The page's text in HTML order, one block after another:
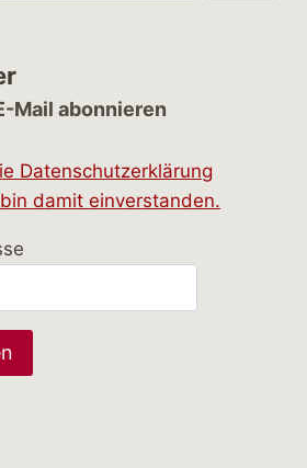
Mail abonnieren
Datenschutzerklärung
damit einverstanden.